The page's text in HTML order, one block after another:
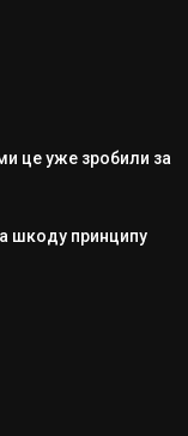
це уже зробили за
шкоду принципу